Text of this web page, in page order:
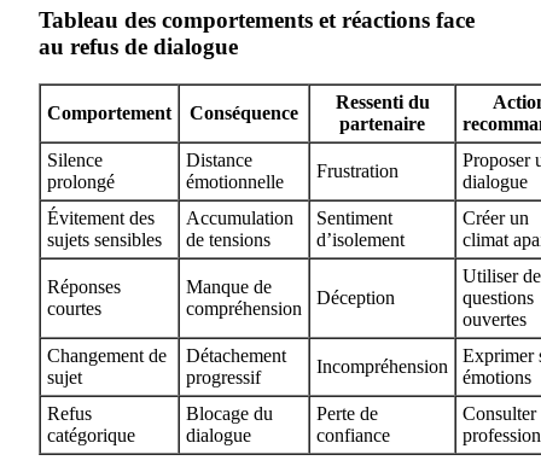
Tableau des comportements et réactions face
au refus de dialogue
Comportement Conséquence
Ressenti du
partenaire
Silence
prolongé
Distance
émotionnelle
Frustration
Proposer
dialogue
Évitement des
sujets sensibles
Accumulation
de tensions
Sentiment
d’isolement
Créer un
climat
Réponses
courtes
Manque de
compréhension
Déception
Utiliser
questions
ouvertes
Changement de
sujet
Détachement
progressif
Incompréhension
Exprimer
émotions
Refus
catégorique
Blocage du
dialogue
Perte de
confiance
Consulter